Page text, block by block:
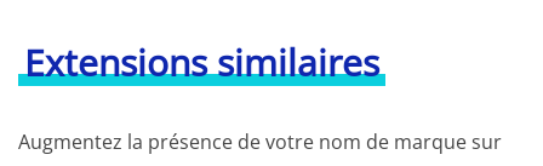
Extensions similaires
Augmentez la présence de votre nom de marque sur